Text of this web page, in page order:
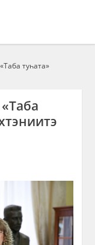
туһата»